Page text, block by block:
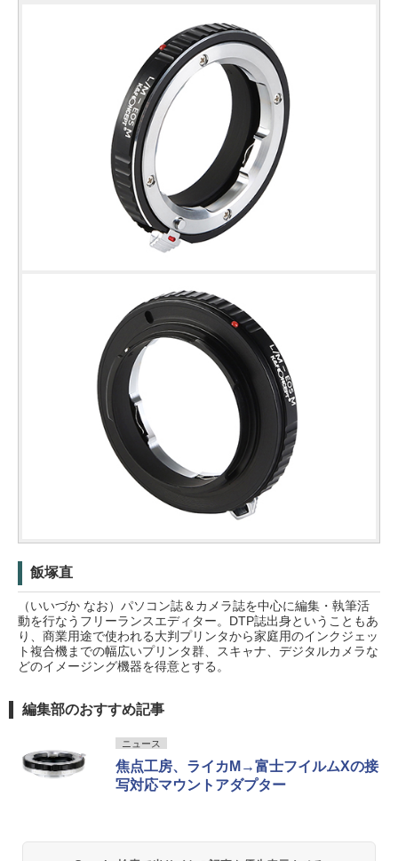
飯塚直
（いいづか なお）パソコン誌＆カメラ誌を中心に編集・執筆活
動を行なうフリーランスエディター。DTP誌出身ということもあ
り、商業用途で使われる大判プリンタから家庭用のインクジェッ
ト複合機までの幅広いプリンタ群、スキャナ、デジタルカメラな
どのイメージング機器を得意とする。
編集部のおすすめ記事
ニュース
焦点工房、ライカM→富士フイルムXの接
写対応マウントアダプター